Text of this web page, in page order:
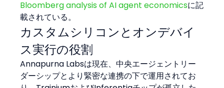
Bloomberg analysis of AI agent economicsに記
載されている。
カスタムシリコンとオンデバイ
ス実行の役割
Annapurna Labsは現在、中央エージェントリー
ダーシップとより緊密な連携の下で運用されてお